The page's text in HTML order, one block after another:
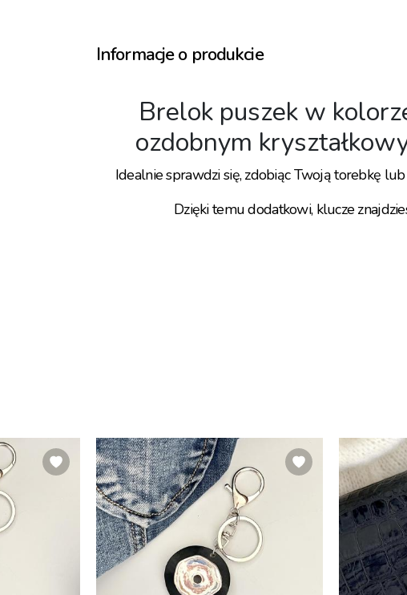
Informacje o produkcie
Brelok puszek w
ozdobnym
Idealnie sprawdzi się, zdobiąc Twoją torebkę
Dzięki temu dodatkowi, klucze